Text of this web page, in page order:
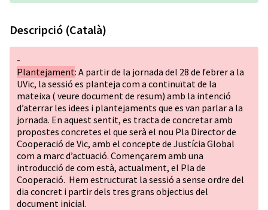
Descripció (Català)
-
Plantejament: A partir de la jornada del 28 de febrer a la
UVic, la sessió es planteja com a continuïtat de la
mateixa ( veure document de resum) amb la intenció
d’aterrar les idees i plantejaments que es van parlar a la
jornada. En aquest sentit, es tracta de concretar amb
propostes concretes el que serà el nou Pla Director de
Cooperació de Vic, amb el concepte de Justícia Global
com a marc d’actuació. Començarem amb una
introducció de com està, actualment, el Pla de
Cooperació. Hem estructurat la sessió a sense ordre del
dia concret i partir dels tres grans objectius del
document inicial.